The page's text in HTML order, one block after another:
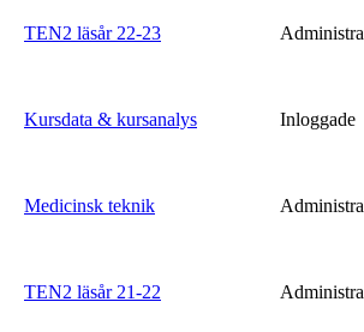
TEN2 läsår 22-23
Kursdata & kursanalys Inloggade
Medicinsk teknik
TEN2 läsår 21-22